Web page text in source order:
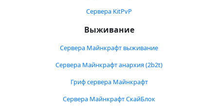
Сервера KitPvP
Выживание
Сервера Майнкрафт выживание
Сервера Майнкрафт анархия (2b2t)
Гриф сервера Майнкрафт
Сервера Майнкрафт СкайБлок